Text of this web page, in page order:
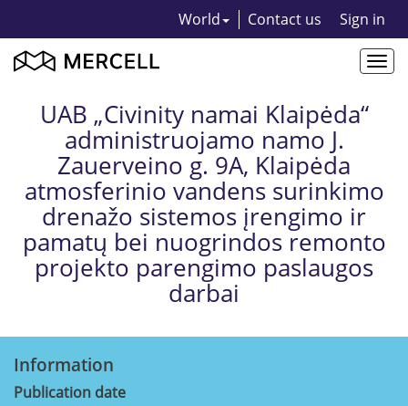
World Contact us Sign in
UAB „Civinity namai Klaipėda“
administruojamo namo J.
Zauerveino g. 9A, Klaipėda
atmosferinio vandens surinkimo
drenažo sistemos įrengimo ir
pamatų bei nuogrindos remonto
projekto parengimo paslaugos
darbai
Information
Publication date